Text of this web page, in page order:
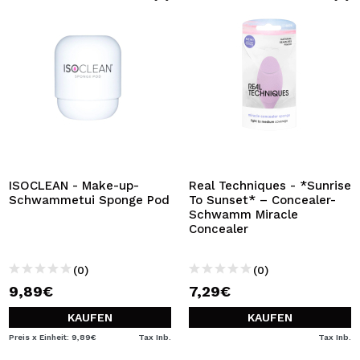
ISOCLEAN - Make-up-
Schwammetui Sponge Pod
(0)
9,89€
KAUFEN
Preis x Einheit: 9,89€ Tax Inb.
Real Techniques - *Sunrise
To Sunset* – Concealer-
Schwamm Miracle
Concealer
(0)
7,29€
KAUFEN
Tax Inb.